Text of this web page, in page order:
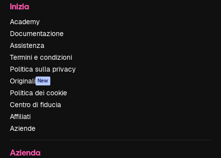
Inizia
Academy
Documentazione
Assistenza
Termini e condizioni
Politica sulla privacy
Originali New
Politica dei cookie
Centro di fiducia
Affiliati
Aziende
Azienda